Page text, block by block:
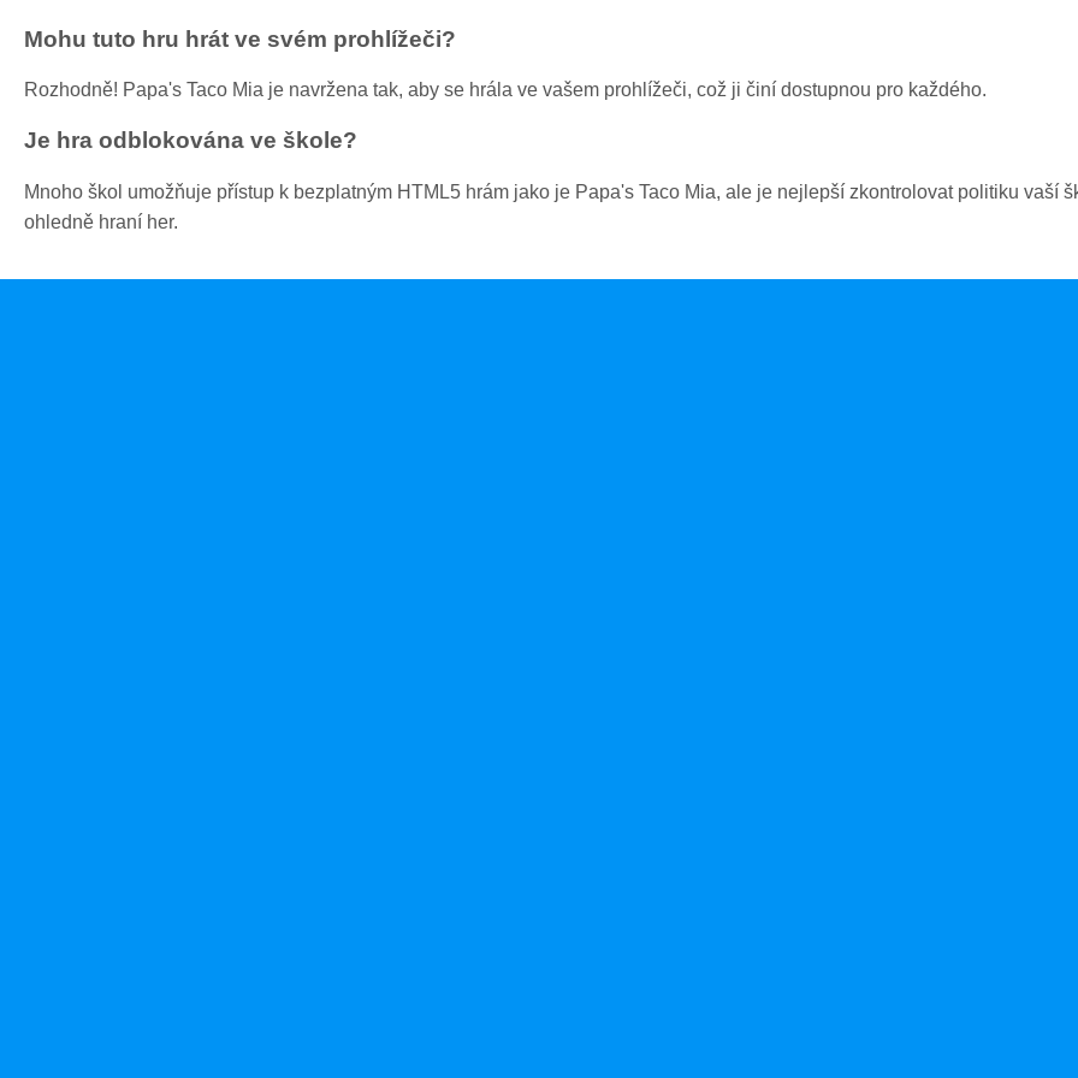
Mohu tuto hru hrát ve svém prohlížeči?
Rozhodně! Papa's Taco Mia je navržena tak, aby se hrála ve vašem prohlížeči, což ji činí dostupnou pro každého.
Je hra odblokována ve škole?
Mnoho škol umožňuje přístup k bezplatným HTML5 hrám jako je Papa's Taco Mia, ale je nejlepší zkontrolovat politiku vaší
ohledně hraní her.